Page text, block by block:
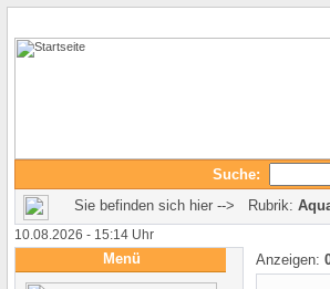
Suche:
Sie befinden sich hier --> Rubrik:
10.08.2026 - 15:14 Uhr
Menü Anzeigen: